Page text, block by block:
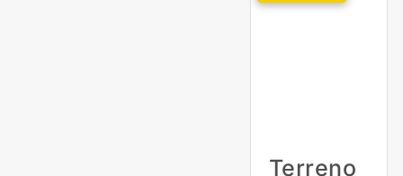
Terreno